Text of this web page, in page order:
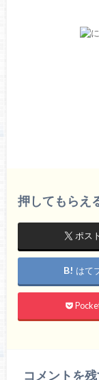
押してもらえ
ポスト
はて
コメントを